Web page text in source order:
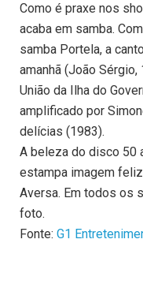
Como é praxe nos
acaba em samba.
samba Portela, a
amanhã (João
União da Ilha do
amplificado por
delícias (1983).
A beleza do disco 50
estampa imagem
Aversa. Em todos os
foto.
Fonte: G1